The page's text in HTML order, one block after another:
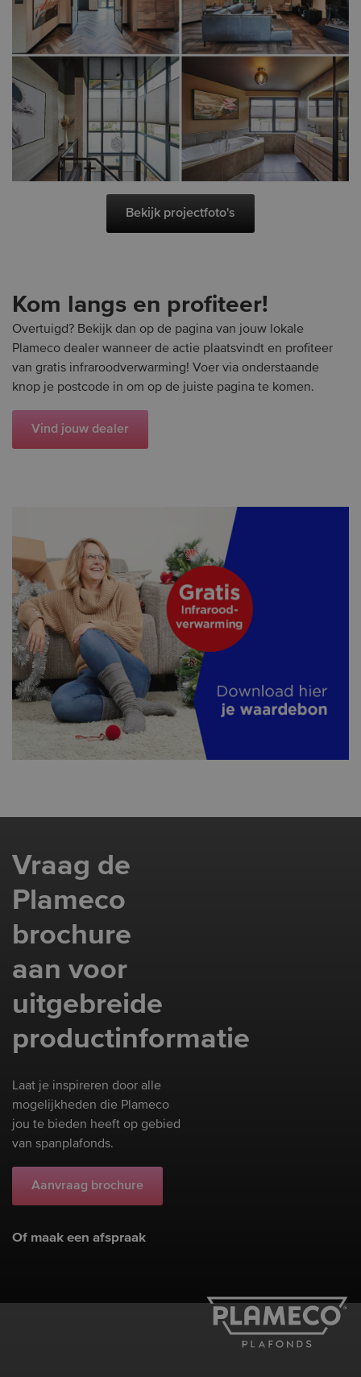
Bekijk projectfoto's
Kom langs en profiteer!
Overtuigd? Bekijk dan op de pagina van jouw lokale
Plameco dealer wanneer de actie plaatsvindt en profiteer
van gratis infraroodverwarming! Voer via onderstaande
knop je postcode in om op de juiste pagina te komen.
Vind jouw dealer
Vraag de
Plameco
brochure
aan voor
uitgebreide
productinformatie
Laat je inspireren door alle
mogelijkheden die Plameco
jou te bieden heeft op gebied
van spanplafonds.
Aanvraag brochure
Of maak een afspraak